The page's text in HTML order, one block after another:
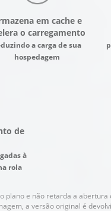
em cache e
o carregamento
a carga de sua
hospedagem
de
à
rola
plano e não retarda a abertura
a versão original é